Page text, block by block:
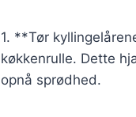
1. **Tør
køkkenrulle. Dette
opnå sprødhed.